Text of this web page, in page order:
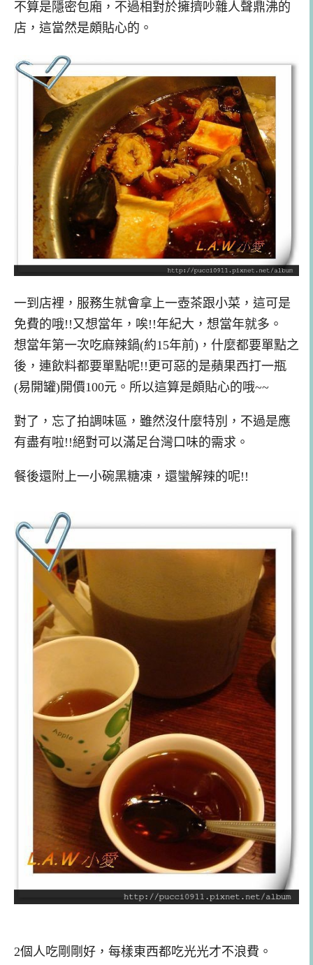
不算是隱密包廂，不過相對於擁擠吵雜人聲鼎沸的
店，這當然是頗貼心的。
一到店裡，服務生就會拿上一壺茶跟小菜，這可是
免費的哦!!又想當年，唉!!年紀大，想當年就多。
想當年第一次吃麻辣鍋(約15年前)，什麼都要單點之
後，連飲料都要單點呢!!更可惡的是蘋果西打一瓶
(易開罐)開價100元。所以這算是頗貼心的哦~~
對了，忘了拍調味區，雖然沒什麼特別，不過是應
有盡有啦!!絕對可以滿足台灣口味的需求。
餐後還附上一小碗黑糖凍，還蠻解辣的呢!!
2個人吃剛剛好，每樣東西都吃光光才不浪費。